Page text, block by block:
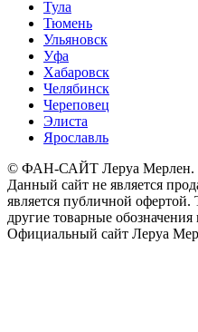
Тула
Тюмень
Ульяновск
Уфа
Хабаровск
Челябинск
Череповец
Элиста
Ярославль
© ФАН-САЙТ Леруа Мерлен.
Данный сайт не является
является публичной
другие товарные
Официальный сайт Леруа